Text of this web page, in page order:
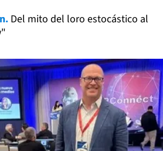
Del mito del loro estocástico al